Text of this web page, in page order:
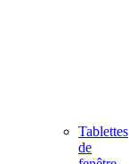
Tablettes
de